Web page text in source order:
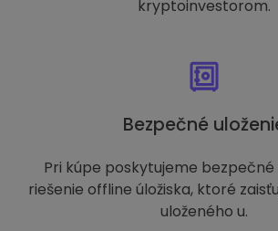
kryptoinvestorom.
Bezpečné
Pri kúpe poskytujeme
riešenie offline úložiska, ktoré
uloženého u.